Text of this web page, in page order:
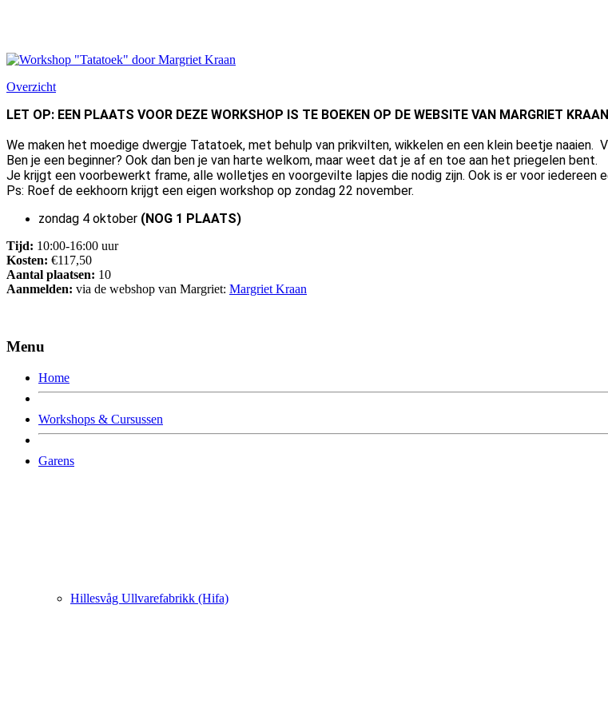
Overzicht
LET OP: EEN PLAATS VOOR DEZE WORKSHOP IS TE BOEKEN OP DE WEBSITE VAN MARGRIET
We maken het moedige dwergje Tatatoek, met behulp van prikvilten, wikkelen en een klein beetje naaien.
Ben je een beginner? Ook dan ben je van harte welkom, maar weet dat je af en toe aan het priegelen bent.
Je krijgt een voorbewerkt frame, alle wolletjes en voorgevilte lapjes die nodig zijn. Ook is er voor iedereen
Ps: Roef de eekhoorn krijgt een eigen workshop op zondag 22 november.
zondag 4 oktober (NOG 1 PLAATS)
Tijd: 10:00-16:00 uur
Kosten: €117,50
Aantal plaatsen: 10
Aanmelden: via de webshop van Margriet: Margriet Kraan
Menu
Home
Workshops & Cursussen
Garens
Hillesvåg Ullvarefabrikk (Hifa)